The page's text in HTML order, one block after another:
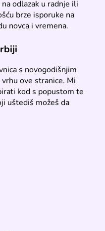
odlazak u radnje ili
brze isporuke na
novca i vremena.
s novogodišnjim
ove stranice. Mi
kod s popustom te
uštediš možeš da